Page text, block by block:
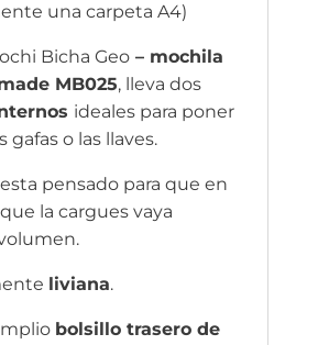
una carpeta A4)
Bicha Geo– mochila
MB025, lleva dos
ideales para poner
gafas o las llaves.
pensado para que en
la cargues vaya
liviana.
bolsillo trasero de